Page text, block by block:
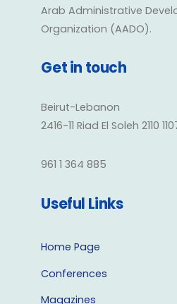
Arab Administrative
Organization (AADO).
Get in touch
Beirut-Lebanon
2416-11 Riad El Soleh 2110
961 1 364 885
Useful Links
Home Page
Conferences
Magazines